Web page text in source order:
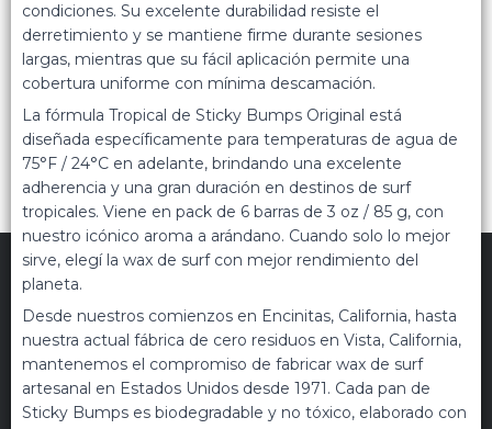
condiciones. Su excelente durabilidad resiste el
derretimiento y se mantiene firme durante sesiones
largas, mientras que su fácil aplicación permite una
cobertura uniforme con mínima descamación.
La fórmula Tropical de Sticky Bumps Original está
diseñada específicamente para temperaturas de agua de
75°F / 24°C en adelante, brindando una excelente
adherencia y una gran duración en destinos de surf
tropicales. Viene en pack de 6 barras de 3 oz / 85 g, con
nuestro icónico aroma a arándano. Cuando solo lo mejor
sirve, elegí la wax de surf con mejor rendimiento del
planeta.
Desde nuestros comienzos en Encinitas, California, hasta
nuestra actual fábrica de cero residuos en Vista, California,
mantenemos el compromiso de fabricar wax de surf
artesanal en Estados Unidos desde 1971. Cada pan de
Sticky Bumps es biodegradable y no tóxico, elaborado con
TRIPPIN ©2026
Políticas de privacidad
Términos de uso